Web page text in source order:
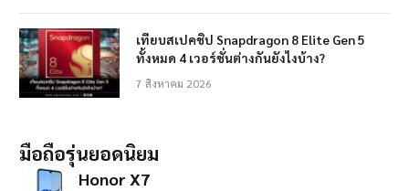
เทียบสเปคชิป Snapdragon 8 Elite Gen 5
ทั้งหมด 4 เวอร์ชั่นต่างกันยังไงบ้าง?
7 สิงหาคม 2026
มือถือรุ่นยอดนิยม
Honor X7